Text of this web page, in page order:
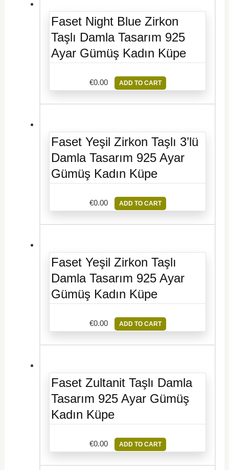
Faset Night Blue Zirkon
Taşlı Damla Tasarım 925
Ayar Gümüş Kadın Küpe
€0.00 ADD TO CART
Faset Yeşil Zirkon Taşlı 3’lü
Damla Tasarım 925 Ayar
Gümüş Kadın Küpe
€0.00 ADD TO CART
Faset Yeşil Zirkon Taşlı
Damla Tasarım 925 Ayar
Gümüş Kadın Küpe
€0.00 ADD TO CART
Faset Zultanit Taşlı Damla
Tasarım 925 Ayar Gümüş
Kadın Küpe
€0.00 ADD TO CART